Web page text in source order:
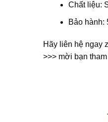
Chất liệu:
Bảo hành:
Hãy liên hệ ngay
>>> mời bạn